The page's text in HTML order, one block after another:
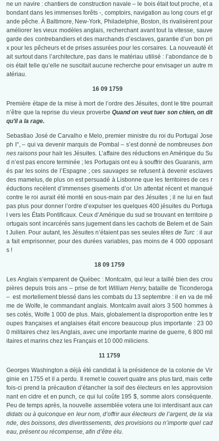
ne un navire : chantiers de construction navale – le bois était tout proche, et a
bondant dans les immenses forêts -, comptoirs, navigation au long cours et gr
ande pêche. À Baltimore, New-York, Philadelphie, Boston, ils rivalisèrent pour
améliorer les vieux modèles anglais, recherchant avant tout la vitesse, sauve
garde des contrebandiers et des marchands d’esclaves, garantie d’un bon pri
x pour les pêcheurs et de prises assurées pour les corsaires. La nouveauté ét
ait surtout dans l’architecture, pas dans le matériau utilisé : l’abondance de b
ois était telle qu’elle ne suscitait aucune recherche pour envisager un autre m
atériau.
16 09 1759
Première étape de la mise à mort de l’ordre des Jésuites, dont le titre pourrait
n’être que la reprise du vieux proverbe Quand on veut tuer son chien, on dit
qu’il a la rage.
Sebastiao José de Carvalho e Melo, premier ministre du roi du Portugal Jose
ph I°, – qui va devenir marquis de Pombal – s’est donné de nombreuses bon
nes raisonspour haïr les Jésuites. L’affaire des réductions en Amérique du Su
d n’est pas encore terminée ; les Portugais ont eu à souffrir des Guaranis, arm
és par les soins de l’Espagne ; cessauvages se refusent à devenir esclaves
des mamelus, de plus on est persuadé à Lisbonne que les territoires de ces r
éductions recèlent d’immenses gisements d’or. Un attentat récent et manqué
contre le roi aurait été monté en sous-main par des Jésuites ; il ne lui en faut
pas plus pour donner l’ordre d’expulser les quelques 400 jésuites du Portuga
l vers les États Pontificaux. Ceux d’Amérique du sud se trouvant en territoire p
ortugais sont incarcérés sans jugement dans les cachots de Belem et de Sain
t Julien. Pour autant, les Jésuites n’étaient pas ses seulestêtes de Turc : il aur
a fait emprisonner, pour des durées variables, pas moins de 4 000 opposant
s !
18 09 1759
Les Anglais s’emparent de Québec : Montcalm, qui leur a taillé bien des crou
pières depuis trois ans – prise de fort William Henry, bataille de Ticonderoga
– est mortellement blessé dans les combats du 13 septembre : il en va de mê
me de Wolfe, le commandant anglais. Montcalm avait alors 3 500 hommes à
ses cotés, Wolfe 1 000 de plus. Mais, globalement la disproportion entre les tr
oupes françaises et anglaises était encore beaucoup plus importante : 23 00
0 militaires chez les Anglais, avec une importante marine de guerre, 6 800 mil
itaires et marins chez les Français et 10 000 miliciens.
11 1759
Georges Washington a déjà été candidat à la présidence de la colonie de Vir
ginie en 1755 et il a perdu. Il remet le couvert quatre ans plus tard, mais cette
fois-ci prend la précaution d’étancher la soif des électeurs en les approvision
nant en cidre et en punch, ce qui lui coûte 195 $, somme alors conséquente.
Peu de temps après, la nouvelle assemblée votera une loi interdisant aux can
didats ou à quiconque en leur nom, d’offrir aux électeurs de l’argent, de la via
nde, des boissons, des divertissements, des provisions ou n’importe quel cad
eau, présent ou récompense, afin d’être élu.